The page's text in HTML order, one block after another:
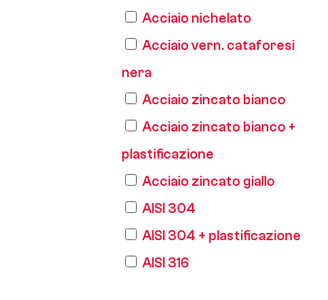
Acciaio nichelato
Acciaio vern. cataforesi
nera
Acciaio zincato bianco
Acciaio zincato bianco +
plastificazione
Acciaio zincato giallo
AISI 304
AISI 304 + plastificazione
AISI 316